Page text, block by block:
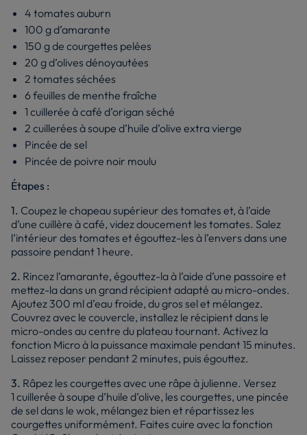
4 tomates auburn
100 g d’amarante
150 g de courgettes pelées
20 g d’olives dénoyautées
2 tomates séchées
6 feuilles de menthe fraîche
1 cuillerée à café d’origan séché
2 cuillerées à soupe d’huile d’olive extra vierge
Pincée de sel
Pincée de poivre noir moulu
Étapes :
1. Coupez le chapeau supérieur des tomates et, à l’aide
d’une cuillère à café, videz doucement les tomates. Salez
l’intérieur des tomates et égouttez-les à l’envers dans une
passoire pendant 1 heure.
2. Rincez l’amarante, égouttez-la à l’aide d’une passoire et
mettez-la dans un grand récipient adapté au micro-ondes.
Ajoutez 300 ml d’eau froide, du gros sel et mélangez.
Couvrez avec le couvercle, installez le récipient dans le
micro-ondes au centre du plateau tournant. Activez la
fonction Micro à la puissance maximale pendant 15 minutes.
Laissez reposer pendant 2 minutes, puis égouttez.
3. Râpez les courgettes avec une râpe à julienne. Versez
1 cuillerée à soupe d’huile d’olive, les courgettes, une pincée
de sel dans le wok, mélangez bien et répartissez les
courgettes uniformément. Faites cuire avec la fonction